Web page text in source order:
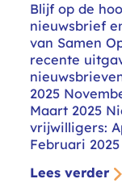
Blijf op de
nieuwsbrief
van Samen
recente
2025
Maart 2025
vrijwilligers:
Februari 2025
Lees verder